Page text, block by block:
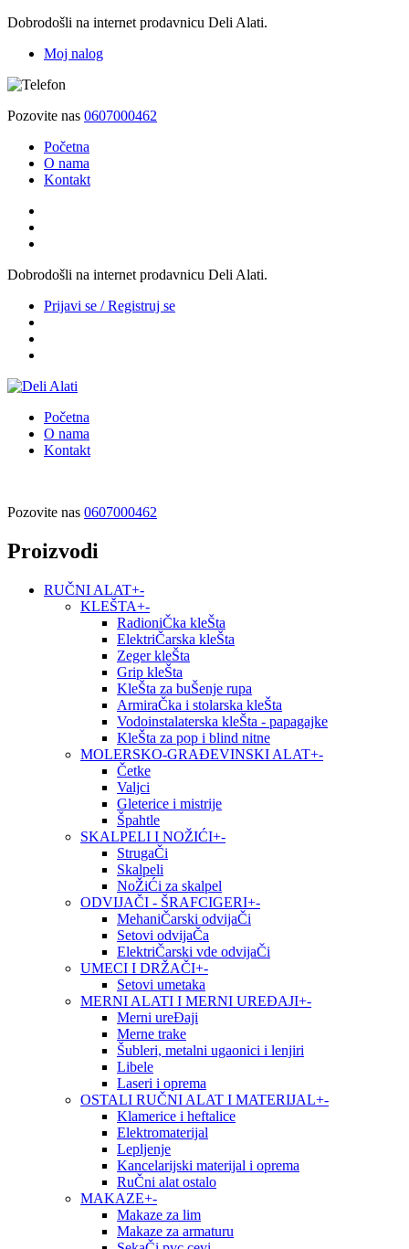
Dobrodošli na internet prodavnicu Deli Alati.
Moj nalog
Pozovite nas 0607000462
Početna
O nama
Kontakt
Dobrodošli na internet prodavnicu Deli Alati.
Prijavi se / Registruj se
Početna
O nama
Kontakt
Pozovite nas 0607000462
Proizvodi
RUČNI ALAT+-
KLEŠTA+-
RadioniČka kleŠta
ElektriČarska kleŠta
Zeger kleŠta
Grip kleŠta
KleŠta za buŠenje rupa
ArmiraČka i stolarska kleŠta
Vodoinstalaterska kleŠta - papagajke
KleŠta za pop i blind nitne
MOLERSKO-GRAĐEVINSKI ALAT+-
Četke
Valjci
Gleterice i mistrije
Špahtle
SKALPELI I NOŽIĆI+-
StrugaČi
Skalpeli
NoŽiĆi za skalpel
ODVIJAČI - ŠRAFCIGERI+-
MehaniČarski odvijaČi
Setovi odvijaČa
ElektriČarski vde odvijaČi
UMECI I DRŽAČI+-
Setovi umetaka
MERNI ALATI I MERNI UREĐAJI+-
Merni ureĐaji
Merne trake
Šubleri, metalni ugaonici i lenjiri
Libele
Laseri i oprema
OSTALI RUČNI ALAT I MATERIJAL+-
Klamerice i heftalice
Elektromaterijal
Lepljenje
Kancelarijski materijal i oprema
RuČni alat ostalo
MAKAZE+-
Makaze za lim
Makaze za armaturu